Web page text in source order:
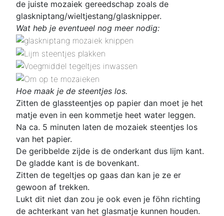
de juiste mozaiek gereedschap zoals de
glaskniptang/wieltjestang/glasknipper.
Wat heb je eventueel nog meer nodig:
Hoe maak je de steentjes los.
Zitten de glassteentjes op papier dan moet je het
matje even in een kommetje heet water leggen.
Na ca. 5 minuten laten de mozaiek steentjes los
van het papier.
De geribbelde zijde is de onderkant dus lijm kant.
De gladde kant is de bovenkant.
Zitten de tegeltjes op gaas dan kan je ze er
gewoon af trekken.
Lukt dit niet dan zou je ook even je föhn richting
de achterkant van het glasmatje kunnen houden.